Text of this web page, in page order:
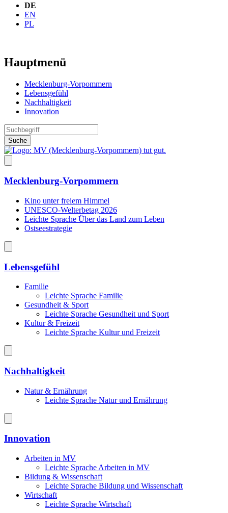
DE
EN
PL
Hauptmenü
Mecklenburg-Vorpommern
Lebensgefühl
Nachhaltigkeit
Innovation
Suche
Mecklenburg-Vorpommern
Kino unter freiem Himmel
UNESCO-Welterbetag 2026
Leichte Sprache Über das Land zum Leben
Ostseestrategie
Lebensgefühl
Familie
Leichte Sprache Familie
Gesundheit & Sport
Leichte Sprache Gesundheit und Sport
Kultur & Freizeit
Leichte Sprache Kultur und Freizeit
Nachhaltigkeit
Natur & Ernährung
Leichte Sprache Natur und Ernährung
Innovation
Arbeiten in MV
Leichte Sprache Arbeiten in MV
Bildung & Wissenschaft
Leichte Sprache Bildung und Wissenschaft
Wirtschaft
Leichte Sprache Wirtschaft